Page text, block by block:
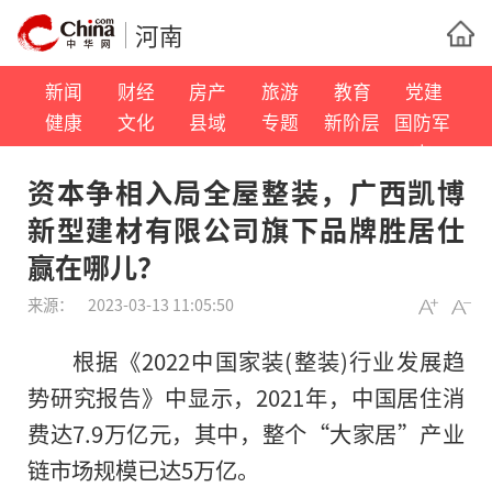
河南
新闻 财经 房产 旅游 教育
党建
健康
文化 县域 专题 新阶层
国防军
事
资本争相入局全屋整装，广西凯博
新型建材有限公司旗下品牌胜居仕
赢在哪儿？
来源： 2023-03-13 11:05:50
根据《2022中国家装(整装)行业发展趋
势研究报告》中显示，2021年，中国居住消
费达7.9万亿元，其中，整个“大家居”产业
链市场规模已达5万亿。